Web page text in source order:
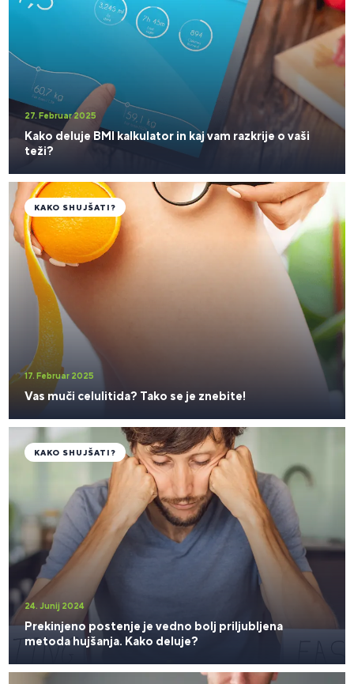
27. Februar 2025
Kako deluje BMI kalkulator in kaj vam razkrije o vaši
teži?
17. Februar 2025
Vas muči celulitida? Tako se je znebite!
KAKO SHUJŠATI?
24. Junij 2024
Prekinjeno postenje je vedno bolj priljubljena
metoda hujšanja. Kako deluje?
KAKO SHUJŠATI?